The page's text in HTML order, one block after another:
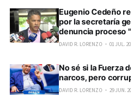
Eugenio Cedeño
por la secretaría
denuncia proceso
DAVID R. LORENZO 01 JUL.
No sé si la Fuerza
narcos, pero
DAVID R. LORENZO 29 JUN.